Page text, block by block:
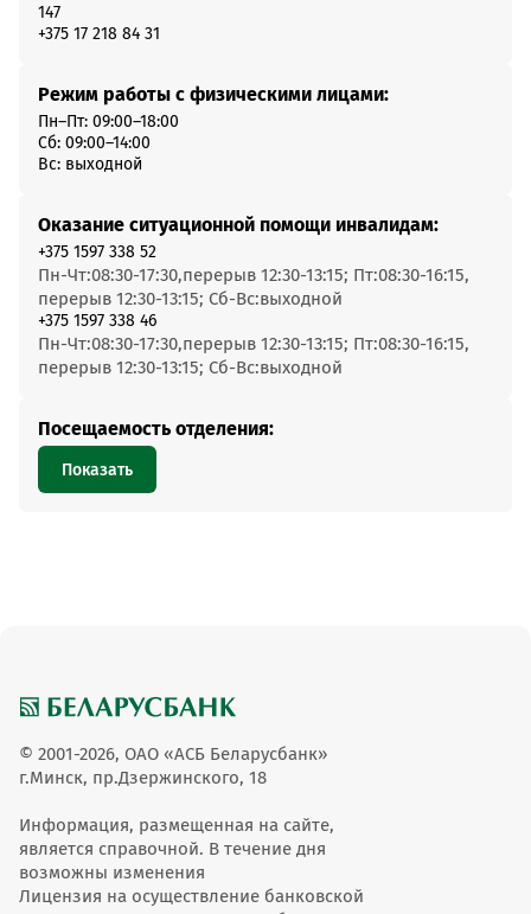
147
+375 17 218 84 31
Режим работы с физическими лицами:
Пн–Пт: 09:00–18:00
Сб: 09:00–14:00
Вс: выходной
Оказание ситуационной помощи инвалидам:
+375 1597 338 52
Пн-Чт:08:30-17:30,перерыв 12:30-13:15; Пт:08:30-16:15,
перерыв 12:30-13:15; Сб-Вс:выходной
+375 1597 338 46
Пн-Чт:08:30-17:30,перерыв 12:30-13:15; Пт:08:30-16:15,
перерыв 12:30-13:15; Сб-Вс:выходной
Посещаемость отделения:
Показать
© 2001-2026, ОАО «АСБ Беларусбанк»
г.Минск, пр.Дзержинского, 18
Информация, размещенная на сайте,
является справочной. В течение дня
возможны изменения
Лицензия на осуществление банковской